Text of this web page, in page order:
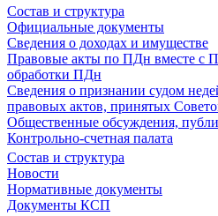
Состав и структура
Официальные документы
Сведения о доходах и имуществе
Правовые акты по ПДн вместе с
обработки ПДн
Сведения о признании судом
правовых актов, принятых
Общественные обсуждения,
Контрольно-счетная палата
Состав и структура
Новости
Нормативные документы
Документы КСП